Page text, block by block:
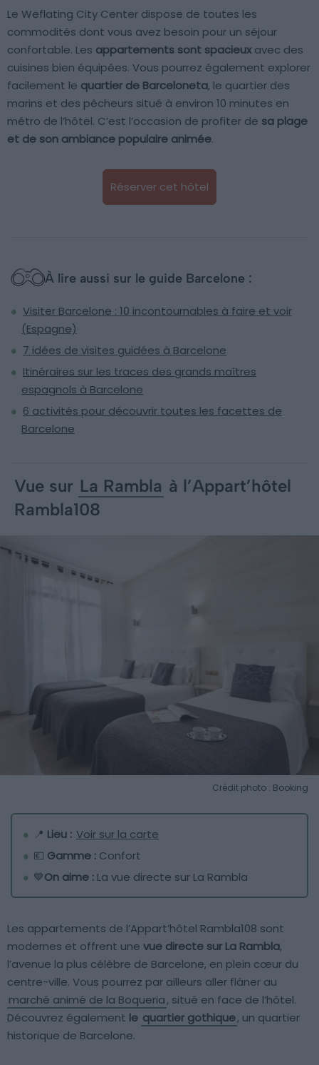
Le Weflating City Center dispose de toutes les
commodités dont vous avez besoin pour un séjour
confortable. Les appartements sont spacieuxavec des
cuisines bien équipées. Vous pourrez également explorer
facilement le quartier de Barceloneta, le quartier des
marins et des pêcheurs situé à environ 10 minutes en
métro de l’hôtel. C’est l’occasion de profiter de sa plage
et de son ambiance populaire animée.
Réserver cet hôtel
À lire aussi sur le guide Barcelone :
Visiter Barcelone : 10 incontournables à faire et voir
(Espagne)
7 idées de visites guidées à Barcelone
Itinéraires sur les traces des grands maîtres
espagnols à Barcelone
6 activités pour découvrir toutes les facettes de
Barcelone
Vue sur La Rambla à l’Appart’hôtel
Rambla108
Crédit photo : Booking
📍 Lieu : Voir sur la carte
💶 Gamme : Confort
💙On aime : La vue directe sur La Rambla
Les appartements de l’Appart’hôtel Rambla108 sont
modernes et offrent une vue directe sur La Rambla,
l’avenue la plus célèbre de Barcelone, en plein cœur du
centre-ville. Vous pourrez par ailleurs aller flâner au
marché animé de la Boqueria, situé en face de l’hôtel.
Découvrez également le quartier gothique, un quartier
historique de Barcelone.